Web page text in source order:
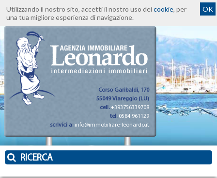
Utilizzando il nostro sito, accetti il nostro uso deicookie, per
una tua migliore esperienza di navigazione.
OK
Corso Garibaldi, 170
55049 Viareggio (LU)
cell.+393756339708
tel. 0584 961129
scrivici a: info@immobiliare-leonardo.it
RICERCA